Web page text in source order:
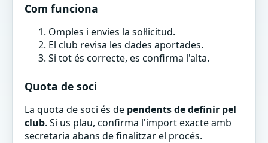
Com funciona
Omples i envies la sol·licitud.
El club revisa les dades aportades.
Si tot és correcte, es confirma l'alta.
Quota de soci
La quota de soci és de pendents de definir pel
club. Si us plau, confirma l'import exacte amb
secretaria abans de finalitzar el procés.